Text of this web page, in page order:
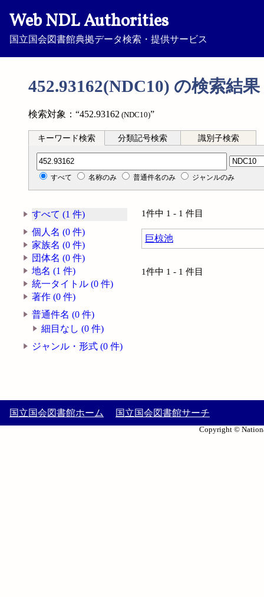
Web NDL Authorities
国立国会図書館典拠データ検索・提供サービス
452.93162(NDC10) の検索結果
検索対象：“452.93162 (NDC10)”
キーワード検索 分類記号検索 識別子検索
分類記号検索
すべて 名称のみ 普通件名のみ ジャンルのみ
すべて (1 件)
個人名 (0 件)
家族名 (0 件)
団体名 (0 件)
地名 (1 件)
統一タイトル (0 件)
著作 (0 件)
普通件名 (0 件)
細目なし (0 件)
ジャンル・形式 (0 件)
1件中 1 - 1 件目
巨椋池
1件中 1 - 1 件目
国立国会図書館ホーム 国立国会図書館サーチ
Copyright ©